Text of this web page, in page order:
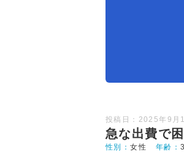
投稿日：2025年9月
急な出費で
性別：女性 年齢：